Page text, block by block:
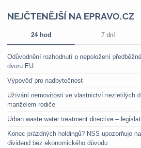
NEJČTENĚJŠÍ NA EPRAVO.CZ
24 hod 7 dní
Odůvodnění rozhodnutí o nepoložení
dvoru EU
Výpověď pro nadbytečnost
Užívání nemovitosti ve vlastnictví nezletilých
manželem rodiče
Urban waste water treatment directive –
Konec prázdných holdingů? NSS upozorňuje
dividend bez ekonomického důvodu